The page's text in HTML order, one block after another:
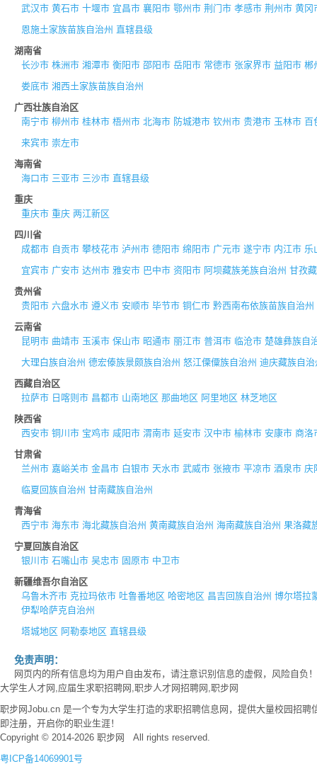
武汉市 黄石市 十堰市 宜昌市 襄阳市 鄂州市 荆门市 孝感市 荆州市 黄冈
恩施土家族苗族自治州 直辖县级
湖南省
长沙市 株洲市 湘潭市 衡阳市 邵阳市 岳阳市 常德市 张家界市 益阳市 郴
娄底市 湘西土家族苗族自治州
广西壮族自治区
南宁市 柳州市 桂林市 梧州市 北海市 防城港市 钦州市 贵港市 玉林市 百
来宾市 崇左市
海南省
海口市 三亚市 三沙市 直辖县级
重庆
重庆市 重庆 两江新区
四川省
成都市 自贡市 攀枝花市 泸州市 德阳市 绵阳市 广元市 遂宁市 内江市 乐
宜宾市 广安市 达州市 雅安市 巴中市 资阳市 阿坝藏族羌族自治州 甘孜
贵州省
贵阳市 六盘水市 遵义市 安顺市 毕节市 铜仁市 黔西南布依族苗族自治州
云南省
昆明市 曲靖市 玉溪市 保山市 昭通市 丽江市 普洱市 临沧市 楚雄彝族自
大理白族自治州 德宏傣族景颇族自治州 怒江傈僳族自治州 迪庆藏族自治
西藏自治区
拉萨市 日喀则市 昌都市 山南地区 那曲地区 阿里地区 林芝地区
陕西省
西安市 铜川市 宝鸡市 咸阳市 渭南市 延安市 汉中市 榆林市 安康市 商洛
甘肃省
兰州市 嘉峪关市 金昌市 白银市 天水市 武威市 张掖市 平凉市 酒泉市 庆
临夏回族自治州 甘南藏族自治州
青海省
西宁市 海东市 海北藏族自治州 黄南藏族自治州 海南藏族自治州 果洛藏
宁夏回族自治区
银川市 石嘴山市 吴忠市 固原市 中卫市
新疆维吾尔自治区
乌鲁木齐市 克拉玛依市 吐鲁番地区 哈密地区 昌吉回族自治州 博尔塔拉
伊犁哈萨克自治州
塔城地区 阿勒泰地区 直辖县级
免责声明：
网页内的所有信息均为用户自由发布，请注意识别信息的虚假，风险自
大学生人才网,应届生求职招聘网,职步人才网招聘网,职步网
职步网Jobu.cn 是一个专为大学生打造的求职招聘信息网，提供大量校园招
即注册，开启你的职业生涯！
Copyright © 2014-2026 职步网 All rights reserved.
粤ICP备14069901号